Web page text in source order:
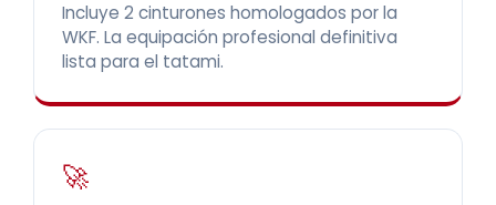
Incluye 2 cinturones homologados por la
WKF. La equipación profesional definitiva
lista para el tatami.
🚀